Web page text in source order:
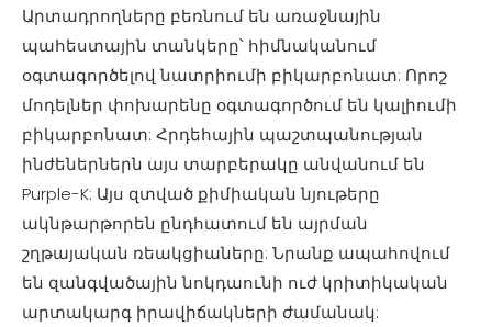
Արտադրողները բեռնում են առաջնային
պահեստային տանկերը՝ հիմնականում
օգտագործելով նատրիումի բիկարբոնատ: Որոշ
մոդելներ փոխարենը օգտագործում են կալիումի
բիկարբոնատ: Հրդեհային պաշտպանության
ինժեներներն այս տարբերակը անվանում են
Purple-K: Այս զտված քիմիական նյութերը
ակնթարթորեն ընդհատում են այրման
շղթայական ռեակցիաները: Նրանք ապահովում
են զանգվածային նոկդաունի ուժ կրիտիկական
արտակարգ իրավիճակների ժամանակ: